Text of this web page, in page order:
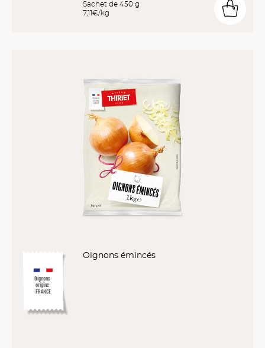
Sachet de 450 g
7,11€/kg
Oignons
origine
FRANCE
Oignons émincés